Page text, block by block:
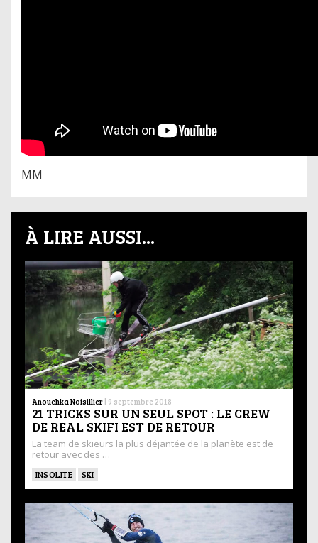
MM
À LIRE AUSSI...
Anouchka Noisillier | 9 septembre 2018
21 TRICKS SUR UN SEUL SPOT : LE CREW
DE REAL SKIFI EST DE RETOUR
La team de skieurs la plus déjantée de la planète est de
retour avec des …
INSOLITE SKI